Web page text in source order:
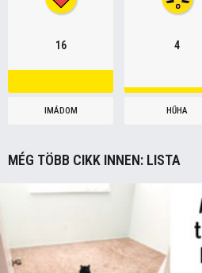
16
IMÁDOM
4
HŰHA
MÉG TÖBB CIKK INNEN: LISTA